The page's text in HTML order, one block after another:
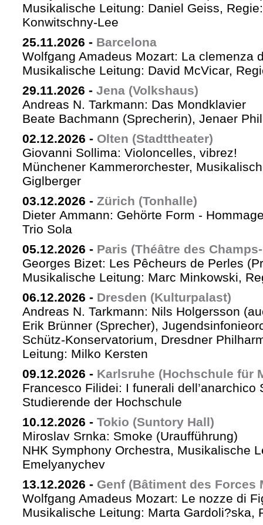
Musikalische Leitung: Daniel Geiss,
Konwitschny-Lee
25.11.2026 - Barcelona
Wolfgang Amadeus Mozart: La clemenza
Musikalische Leitung: David McVicar,
29.11.2026 - Jena (Volkshaus)
Andreas N. Tarkmann: Das Mondklavier
Beate Bachmann (Sprecherin), Jenaer
02.12.2026 - Olten (Stadttheater)
Giovanni Sollima: Violoncelles, vibrez!
Münchener Kammerorchester,
Giglberger
03.12.2026 - Zürich (Tonhalle)
Dieter Ammann: Gehörte Form -
Trio Sola
05.12.2026 - Paris (Théâtre des
Georges Bizet: Les Pêcheurs de Perles
Musikalische Leitung: Marc Minkowski,
06.12.2026 - Dresden (Kulturpalast)
Andreas N. Tarkmann: Nils Holgersson
Erik Brünner (Sprecher),
Schütz-Konservatorium, Dresdner
Leitung: Milko Kersten
09.12.2026 - Karlsruhe (Hochschule für
Francesco Filidei: I funerali dell’anarchico
Studierende der Hochschule
10.12.2026 - Tokio (Suntory Hall)
Miroslav Srnka: Smoke (Uraufführung)
NHK Symphony Orchestra, Musikalische
Emelyanychev
13.12.2026 - Genf (Bâtiment des Forces
Wolfgang Amadeus Mozart: Le nozze di
Musikalische Leitung: Marta Gardoli?ska,